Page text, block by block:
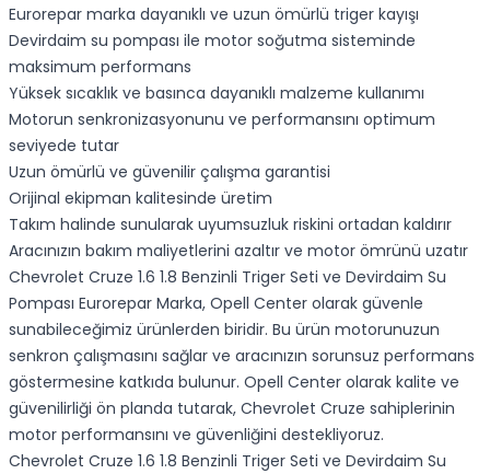
Eurorepar marka dayanıklı ve uzun ömürlü triger kayışı
Devirdaim su pompası ile motor soğutma sisteminde
maksimum performans
Yüksek sıcaklık ve basınca dayanıklı malzeme kullanımı
Motorun senkronizasyonunu ve performansını optimum
seviyede tutar
Uzun ömürlü ve güvenilir çalışma garantisi
Orijinal ekipman kalitesinde üretim
Takım halinde sunularak uyumsuzluk riskini ortadan kaldırır
Aracınızın bakım maliyetlerini azaltır ve motor ömrünü uzatır
Chevrolet Cruze 1.6 1.8 Benzinli Triger Seti ve Devirdaim Su
Pompası Eurorepar Marka, Opell Center olarak güvenle
sunabileceğimiz ürünlerden biridir. Bu ürün motorunuzun
senkron çalışmasını sağlar ve aracınızın sorunsuz performans
göstermesine katkıda bulunur. Opell Center olarak kalite ve
güvenilirliği ön planda tutarak, Chevrolet Cruze sahiplerinin
motor performansını ve güvenliğini destekliyoruz.
Chevrolet Cruze 1.6 1.8 Benzinli Triger Seti ve Devirdaim Su